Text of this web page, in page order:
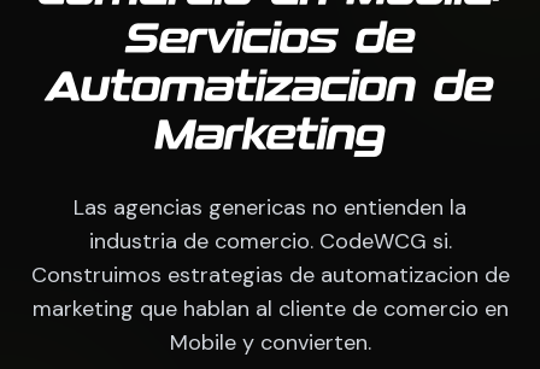
Servicios de
Automatizacion de
Marketing
Las agencias genericas no entienden la
industria de comercio. CodeWCG si.
Construimos estrategias de automatizacion de
marketing que hablan al cliente de comercio en
Mobile y convierten.